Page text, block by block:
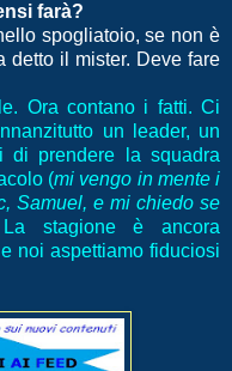
farà?
spogliatoio, se non è
detto il mister. Deve fare
Ora contano i fatti. Ci
un leader, un
di prendere la squadra
(mi vengo in mente i
Samuel, e mi chiedo se
stagione è ancora
noi aspettiamo fiduciosi